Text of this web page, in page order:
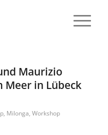
Maurizio
Meer in Lübeck
, Milonga, Workshop